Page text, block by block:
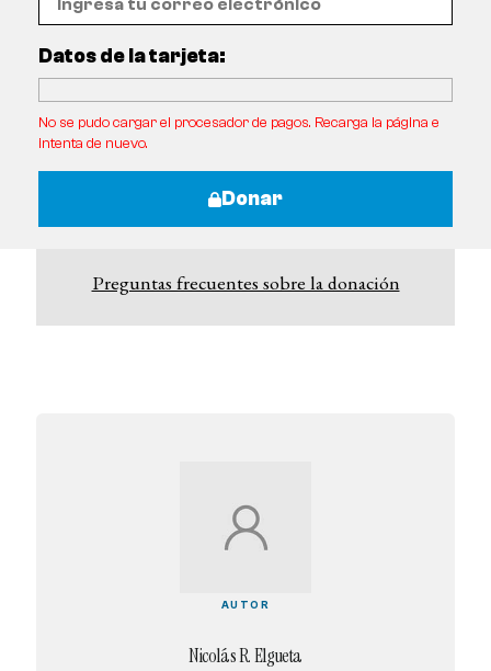
Datos de la tarjeta:
No se pudo cargar el procesador de pagos. Recarga la página e
intenta de nuevo.
Donar
Preguntas frecuentes sobre la donación
AUTOR
Nicolás R. Elgueta